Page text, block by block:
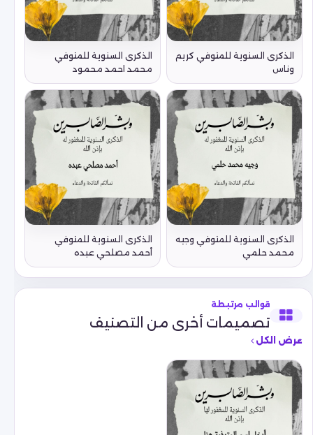
الذكرى السنوية للمتوفي كريم
وناس
الذكرى السنوية للمتوفي
محمد احمد محمود
الذكرى السنوية للمتوفي وجيه
محمد حلمي
الذكرى السنوية للمتوفي
أحمد مصلحي عبده
قوالب مرتبطة
تصميمات أخرى من التصنيف
عرض الكل